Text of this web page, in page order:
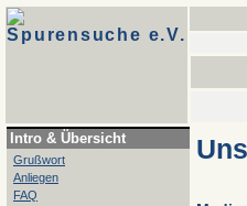
Spurensuche e.V.
Intro & Übersicht
Grußwort
Anliegen
FAQ